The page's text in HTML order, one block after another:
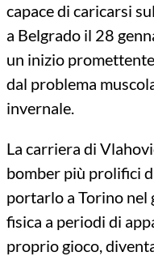
capace di caricarsi
a Belgrado il 28
un inizio
dal problema
invernale.
La carriera di
bomber più prolifici
portarlo a Torino nel
fisica a periodi di
proprio gioco,